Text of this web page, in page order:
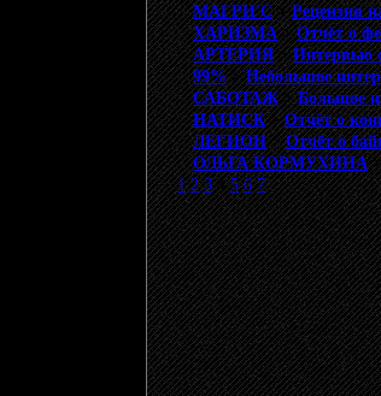
МАГРИ'С>Рецензия
ХАРИЗМА>Отчёт о
АРТЕРИЯ>Интервью
99%>Небольшое
САБОТАЖ>Большое
НАТИСК>Отчёт о
ЛЕГИОН>Отчёт о
ОЛЬГА КОРМУХИНА
1 2 3 4 5 6 7